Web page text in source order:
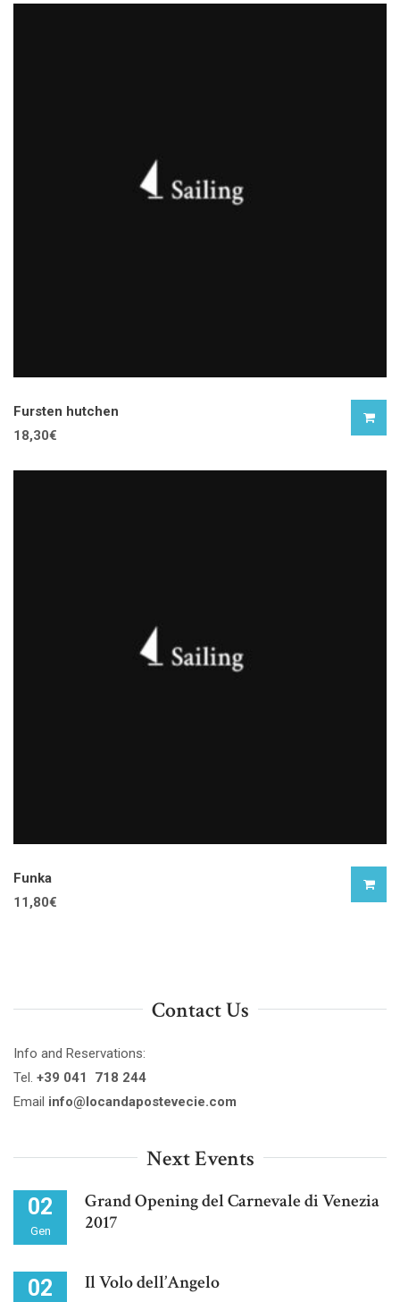
Fursten hutchen
18,30€
Funka
11,80€
Contact Us
Info and Reservations:
Tel. +39 041 718 244
Email info@locandapostevecie.com
Next Events
Grand Opening del Carnevale di Venezia
2017
02
Gen
Il Volo dell’Angelo
02